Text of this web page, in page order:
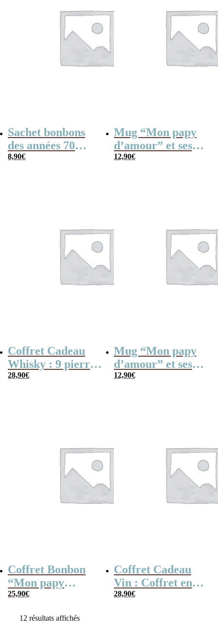
Sachet bonbons
des années 70
“Mon papy
8,90€
Mug “Mon papy
d’amour” et ses
guimauves coeurs
12,90€
Coffret Cadeau
Whisky : 9 pierres
dans une boîte
28,90€
Mug “Mon papy
d’amour” et ses
guimauves torsade
12,90€
Coffret Bonbon
“Mon papy
d’amour” (Boîte
25,90€
Coffret Cadeau
Vin : Coffret en
liège personnalisé
28,90€
12 résultats affichés